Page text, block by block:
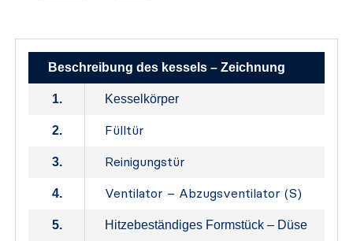
Beschreibung des kessels – Zeichnung
1. Kesselkörper
2. Fülltür
3. Reinigungstür
4. Ventilator – Abzugsventilator (S)
5. Hitzebeständiges Formstück – Düse